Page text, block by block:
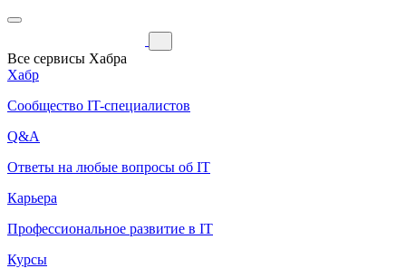
Все сервисы Хабра
Хабр
Сообщество IT-специалистов
Q&A
Ответы на любые вопросы об IT
Карьера
Профессиональное развитие в IT
Курсы